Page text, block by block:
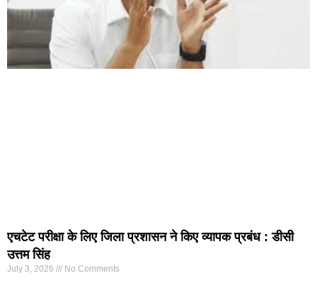
एचटेट परीक्षा के लिए जिला प्रशासन ने किए व्यापक प्रबंध : डीसी
उत्तम सिंह
July 3, 2026 No Comments